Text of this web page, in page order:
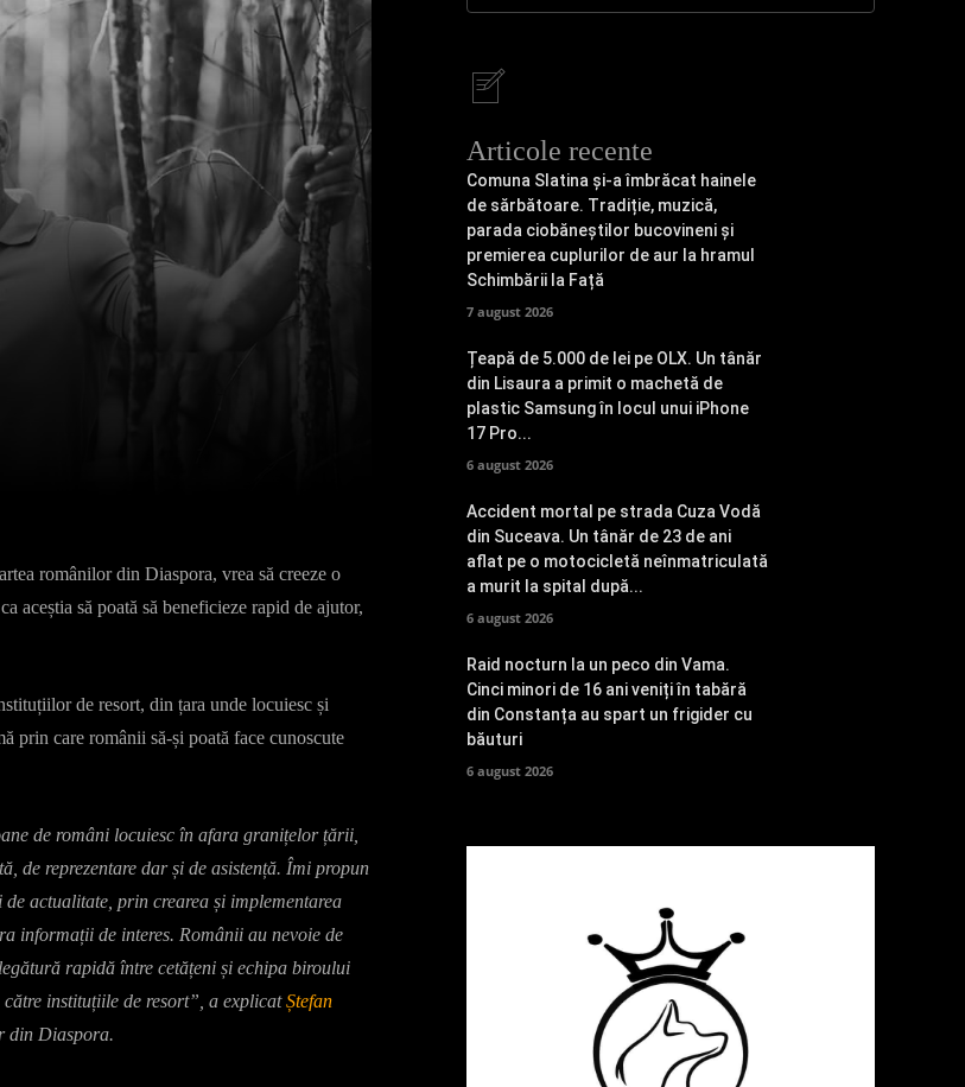
românilor din Diaspora, vrea să creeze o
aceștia să poată să beneficieze rapid de ajutor,
de resort, din țara unde locuiesc și
prin care românii să-și poată face cunoscute
de români locuiesc în afara granițelor țării,
de reprezentare dar și de asistență. Îmi propun
actualitate, prin crearea și implementarea
informații de interes. Românii au nevoie de
rapidă între cetățeni și echipa biroului
către instituțiile de resort”, a explicatȘtefan
din Diaspora.
Articole recente
Comuna Slatina și-a îmbrăcat hainele
de sărbătoare. Tradiție, muzică,
parada ciobăneștilor bucovineni și
premierea cuplurilor de aur la hramul
Schimbării la Față
7 august 2026
Țeapă de 5.000 de lei pe OLX. Un tânăr
din Lisaura a primit o machetă de
plastic Samsung în locul unui iPhone
17 Pro...
6 august 2026
Accident mortal pe strada Cuza Vodă
din Suceava. Un tânăr de 23 de ani
aflat pe o motocicletă neînmatriculată
a murit la spital după...
6 august 2026
Raid nocturn la un peco din Vama.
Cinci minori de 16 ani veniți în tabără
din Constanța au spart un frigider cu
băuturi
6 august 2026